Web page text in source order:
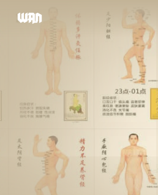
关闭快捷键功能
shift 打开中控台
D 深色/浅色显示模式
S 站内搜索